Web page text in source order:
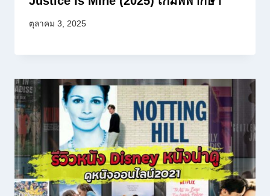
ตุลาคม 3, 2025